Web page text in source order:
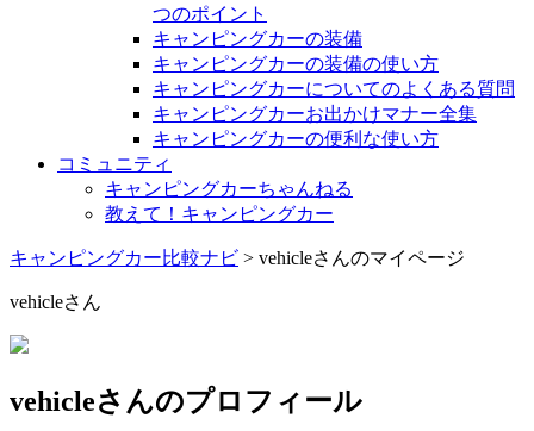
つのポイント
キャンピングカーの装備
キャンピングカーの装備の使い方
キャンピングカーについてのよくある質問
キャンピングカーお出かけマナー全集
キャンピングカーの便利な使い方
コミュニティ
キャンピングカーちゃんねる
教えて！キャンピングカー
キャンピングカー比較ナビ > vehicleさんのマイページ
vehicleさん
vehicleさんのプロフィール